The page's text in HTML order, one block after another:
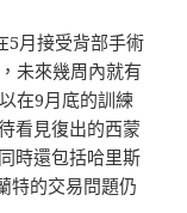
5月接受背部手術
未來幾周內就有
在9月底的訓練
看見復出的西蒙
時還包括哈里斯
特的交易問題仍